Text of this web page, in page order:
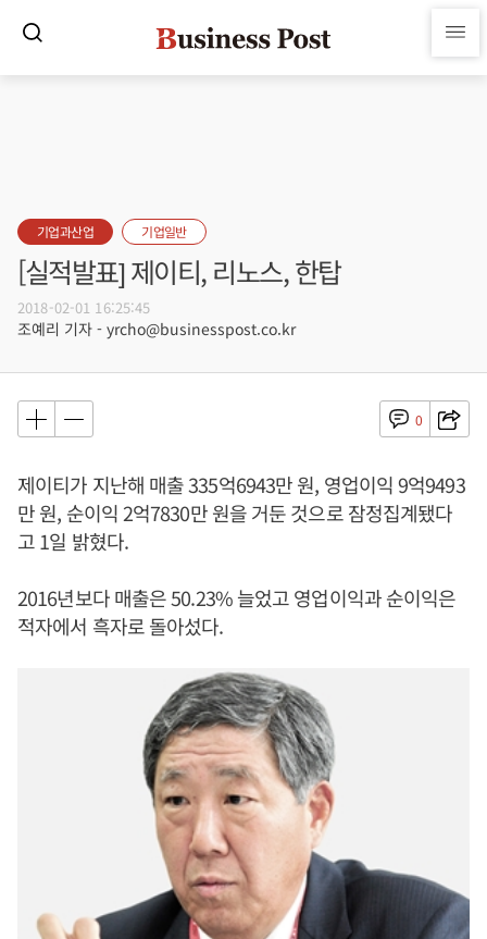
기업과산업 기업일반
[실적발표] 제이티, 리노스, 한탑
2018-02-01 16:25:45
조예리 기자 - yrcho@businesspost.co.kr
0
제이티가 지난해 매출 335억6943만 원, 영업이익 9억9493
만 원, 순이익 2억7830만 원을 거둔 것으로 잠정집계됐다
고 1일 밝혔다.
2016년보다 매출은 50.23% 늘었고 영업이익과 순이익은
적자에서 흑자로 돌아섰다.